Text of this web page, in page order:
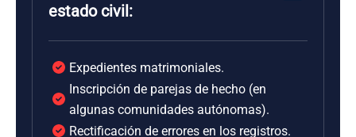
estado civil:
Expedientes matrimoniales.
Inscripción de parejas de hecho (en
algunas comunidades autónomas).
Rectificación de errores en los registros.